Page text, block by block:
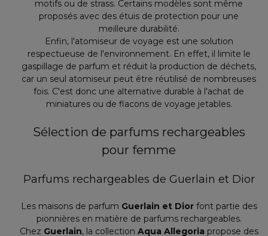
motifs ou de strass. Certains modèles sont même
proposés avec des étuis de protection pour une
meilleure durabilité.
Enfin, l'atomiseur de voyage est une solution
respectueuse de l'environnement. En effet, il limite le
gaspillage de parfum et réduit la production de déchets,
car un seul atomiseur peut être réutilisé de nombreuses
fois. C'est donc une alternative durable à l'achat de
miniatures ou de flacons de voyage jetables.
Sélection de parfums rechargeables
pour femme
Parfums rechargeables de Guerlain et Dior
Les maisons de parfum Guerlain et Diorfont partie des
pionnières en matière de parfums rechargeables.
Chez Guerlain, la collection Aqua Allegoriapropose des